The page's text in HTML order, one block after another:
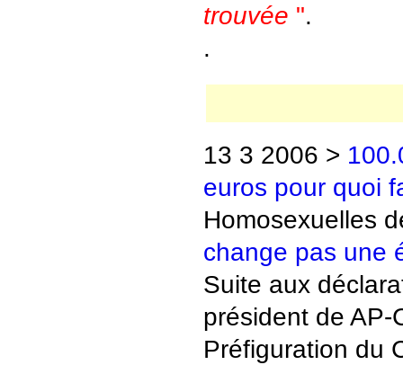
trouvée ".
.
13 3 2006 >
euros pour quoi
Homosexuelles
change pas une
Suite aux
président de AP-
Préfiguration du